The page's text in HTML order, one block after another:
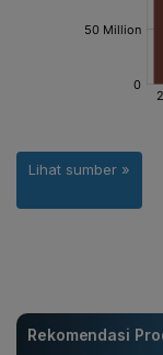
Rekomendasi